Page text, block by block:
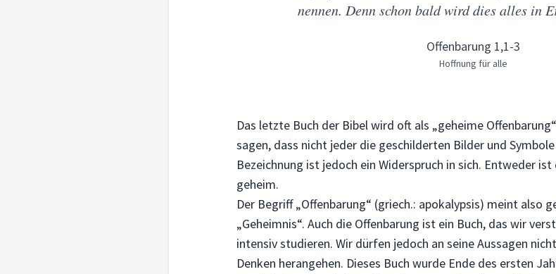
nennen. Denn schon bald wird dies alles in
Offenbarung 1,1-3
Hoffnung für alle
Das letzte Buch der Bibel wird oft als „geheime
sagen, dass nicht jeder die geschilderten Bilder und
Bezeichnung ist jedoch ein Widerspruch in sich. Entweder
geheim.
Der Begriff „Offenbarung“ (griech.: apokalypsis) meint also
„Geheimnis“. Auch die Offenbarung ist ein Buch, das wir
intensiv studieren. Wir dürfen jedoch an seine Aussagen
Denken herangehen. Dieses Buch wurde Ende des ersten